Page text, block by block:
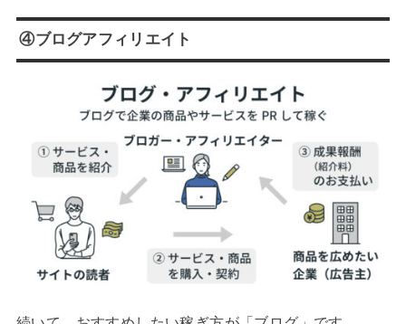
④ブログアフィリエイト